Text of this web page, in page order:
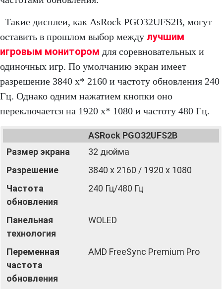
Такие дисплеи, как AsRock PGO32UFS2B, могут
оставить в прошлом выбор между лучшим
игровым монитором для соревновательных и
одиночных игр. По умолчанию экран имеет
разрешение 3840 x* 2160 и частоту обновления 240
Гц. Однако одним нажатием кнопки оно
переключается на 1920 x* 1080 и частоту 480 Гц.
ASRock PGO32UFS2B
Размер экрана
32 дюйма
Разрешение
3840 х 2160 / 1920 х 1080
Частота
обновления
240 Гц/480 Гц
Панельная
технология
WOLED
Переменная
частота
обновления
AMD FreeSync Premium Pro